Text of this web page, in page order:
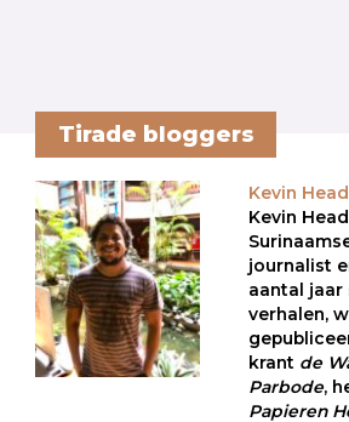
Tirade bloggers
Kevin
Kevin
journalist
aantal
verhalen,
krant de
Parbode,
Papieren